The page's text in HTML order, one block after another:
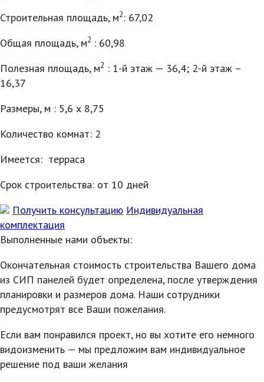
Строительная площадь, м2: 67,02
Общая площадь, м2 : 60,98
Полезная площадь, м2 : 1-й этаж — 36,4; 2-й этаж –
16,37
Размеры, м : 5,6 х 8,75
Количество комнат: 2
Имеется: терраса
Срок строительства: от 10 дней
Получить консультацию Индивидуальная
комплектация
Выполненные нами объекты:
Окончательная стоимость строительства Вашего дома
из СИП панелей будет определена, после утверждения
планировки и размеров дома. Наши сотрудники
предусмотрят все Ваши пожелания.
Если вам понравился проект, но вы хотите его немного
видоизменить — мы предложим вам индивидуальное
решение под ваши желания